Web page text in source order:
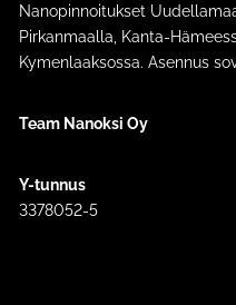
Nanopinnoitukset
Pirkanmaalla, Kanta-
Kymenlaaksossa. Asennus
Team Nanoksi Oy
Y-tunnus
3378052-5